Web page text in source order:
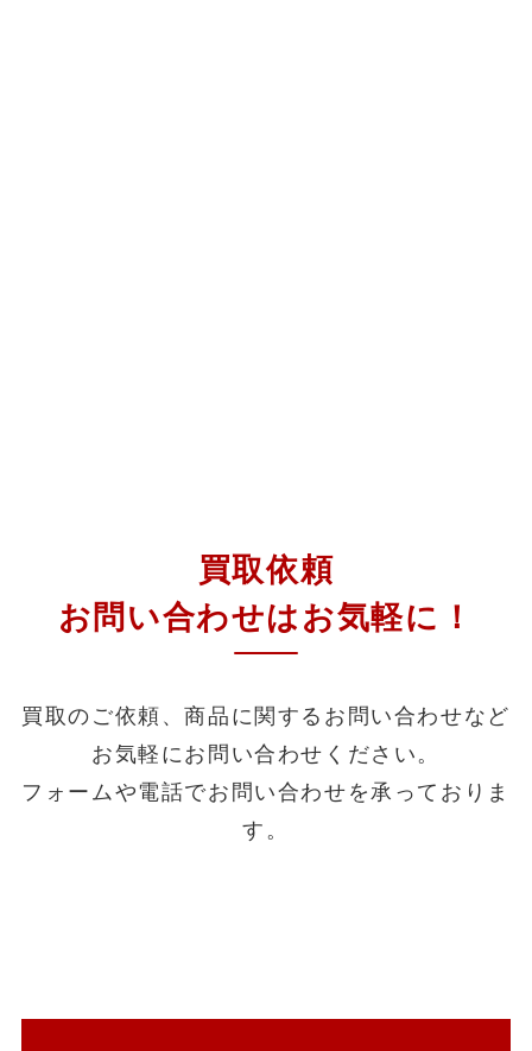
買取依頼
お問い合わせはお気軽に！
買取のご依頼、商品に関するお問い合わせなど
お気軽にお問い合わせください。
フォームや電話でお問い合わせを承っておりま
す。